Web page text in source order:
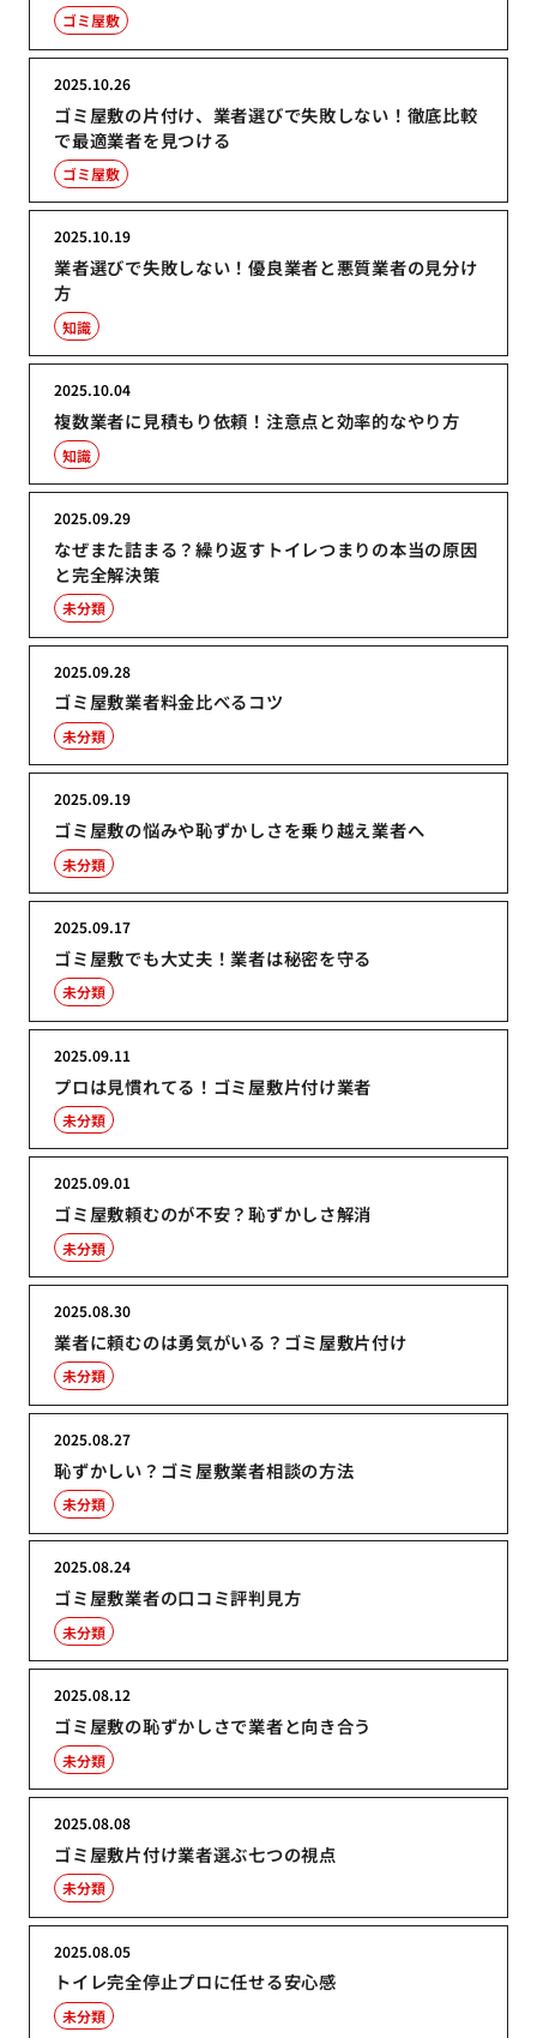
ゴミ屋敷
ゴミ屋敷の片付け、業者選びで失敗しない！徹底比較
で最適業者を見つける
2025.10.26
ゴミ屋敷
業者選びで失敗しない！優良業者と悪質業者の見分け
方
2025.10.19
知識
複数業者に見積もり依頼！注意点と効率的なやり方
2025.10.04
知識
なぜまた詰まる？繰り返すトイレつまりの本当の原因
と完全解決策
2025.09.29
未分類
ゴミ屋敷業者料金比べるコツ
2025.09.28
未分類
ゴミ屋敷の悩みや恥ずかしさを乗り越え業者へ
2025.09.19
未分類
ゴミ屋敷でも大丈夫！業者は秘密を守る
2025.09.17
未分類
プロは見慣れてる！ゴミ屋敷片付け業者
2025.09.11
未分類
ゴミ屋敷頼むのが不安？恥ずかしさ解消
2025.09.01
未分類
業者に頼むのは勇気がいる？ゴミ屋敷片付け
2025.08.30
未分類
恥ずかしい？ゴミ屋敷業者相談の方法
2025.08.27
未分類
ゴミ屋敷業者の口コミ評判見方
2025.08.24
未分類
ゴミ屋敷の恥ずかしさで業者と向き合う
2025.08.12
未分類
ゴミ屋敷片付け業者選ぶ七つの視点
2025.08.08
未分類
トイレ完全停止プロに任せる安心感
2025.08.05
未分類